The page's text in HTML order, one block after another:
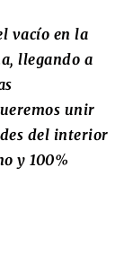
vacío en la
llegando a
unir
del interior
y 100%